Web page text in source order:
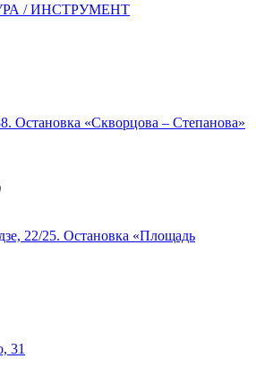
/ ИНСТРУМЕНТ
Остановка «Скворцова – Степанова»
22/25. Остановка «Площадь
31